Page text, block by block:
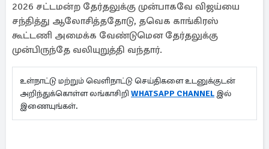
2026 சட்டமன்ற தேர்தலுக்கு முன்பாகவே விஜய்யை
சந்தித்து ஆலோசித்ததோடு, தவெக காங்கிரஸ்
கூட்டணி அமைக்க வேண்டுமென தேர்தலுக்கு
முன்பிருந்தே வலியுறுத்தி வந்தார்.
உள்நாட்டு மற்றும் வெளிநாட்டு செய்திகளை உடனுக்குடன்
அறிந்துக்கொள்ள லங்காசிறி WHATSAPP CHANNEL இல்
இணையுங்கள்.